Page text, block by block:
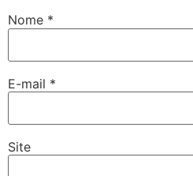
Nome *
E-mail *
Site